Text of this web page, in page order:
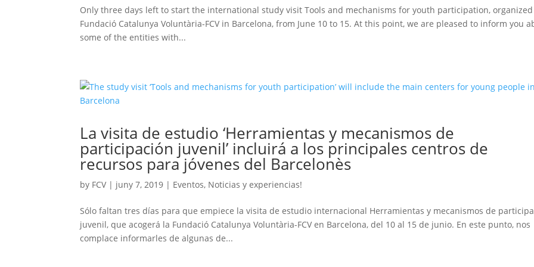
Only three days left to start the international study visit Tools and mechanisms for youth participation,
Fundació Catalunya Voluntària-FCV in Barcelona, ​​from June 10 to 15. At this point, we are pleased to inform you
some of the entities with...
La visita de estudio ‘Herramientas y mecanismos de
participación juvenil’ incluirá a los principales centros de
recursos para jóvenes del Barcelonès
by FCV | juny 7, 2019 | Eventos, Noticias y experiencias!
Sólo faltan tres días para que empiece la visita de estudio internacional Herramientas y mecanismos de
juvenil, que acogerá la Fundació Catalunya Voluntària-FCV en Barcelona, ​​del 10 al 15 de junio. En este punto, nos
complace informarles de algunas de...